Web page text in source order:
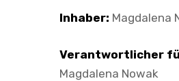
Inhaber: Magdalena
Verantwortlicher
Magdalena Nowak